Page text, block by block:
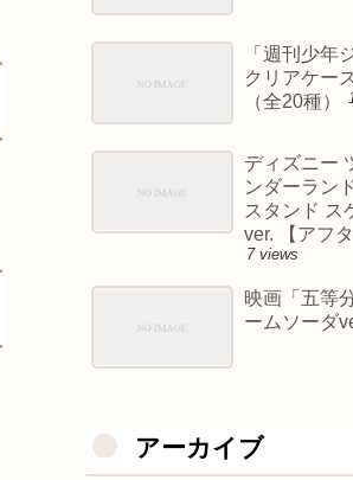
「週刊少年
クリアケー
（全20種）
ディズニー
ンダーラン
スタンド ス
ver. 【アフ
7 views
映画「五等
ームソーダ
アーカイブ